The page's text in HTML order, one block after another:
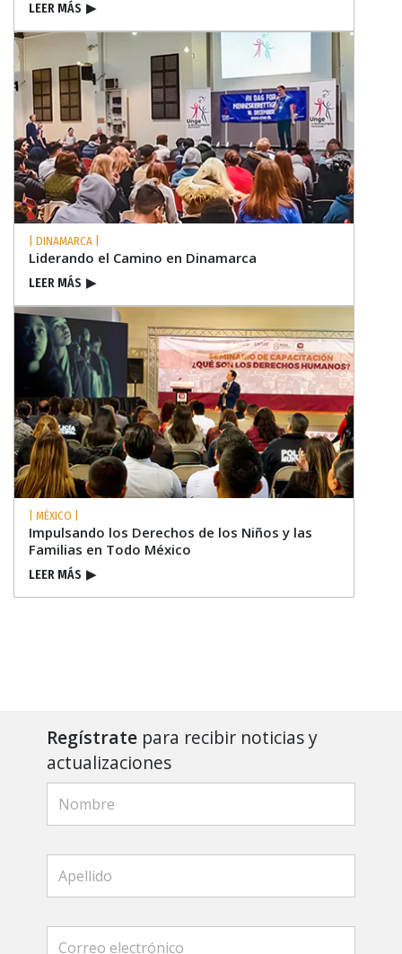
LEER MÁS ▶
| DINAMARCA |
Liderando el Camino en Dinamarca
LEER MÁS ▶
| MÉXICO |
Impulsando los Derechos de los Niños y las
Familias en Todo México
LEER MÁS ▶
Regístrate para recibir noticias y
actualizaciones